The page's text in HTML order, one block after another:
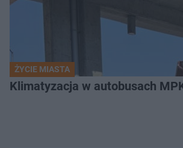
ŻYCIE MIASTA
Klimatyzacja w autobusach